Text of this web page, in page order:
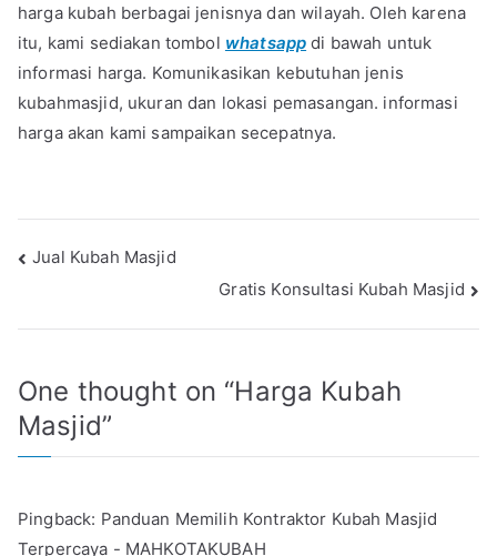
harga kubah berbagai jenisnya dan wilayah. Oleh karena
itu, kami sediakan tombol whatsapp di bawah untuk
informasi harga. Komunikasikan kebutuhan jenis
kubahmasjid, ukuran dan lokasi pemasangan. informasi
harga akan kami sampaikan secepatnya.
Post
Jual Kubah Masjid
Gratis Konsultasi Kubah Masjid
One thought on “Harga Kubah
Masjid”
Pingback: Panduan Memilih Kontraktor Kubah Masjid
Terpercaya - MAHKOTAKUBAH